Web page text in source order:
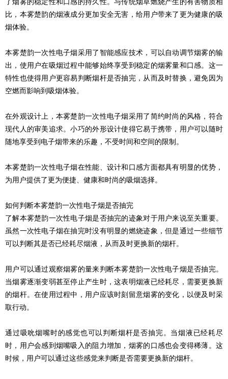
了烟雾的稳定性和口感的持久性。与传统烟草燃烧产生的有害物质相
比，本雾楚韵的烟液成分更加安全无害，给用户带来了更为健康的吸
烟体验。
本雾楚韵一次性电子烟采用了智能感应技术，可以自动调节烟雾的输
出，使用户在吸烟过程中能够始终享受到稳定的烟雾量和口感。这一
特性也使得用户更容易判断烟杆是否抽完，从而及时替换，避免因为
空燃而影响到吸烟体验。
在外观设计上，本雾楚韵一次性电子烟采用了简约时尚的风格，符合
现代人的审美追求。小巧的外形设计使得它易于携带，用户可以随时
随地享受到电子烟带来的乐趣，不受时间和空间的限制。
本雾楚韵一次性电子烟在性能、设计和口感方面都具有明显的优势，
为用户提供了更为便捷、健康和时尚的吸烟选择。
如何判断本雾楚韵一次性电子烟是否抽完
了解本雾楚韵一次性电子烟是否抽完的迹象对于用户来说至关重要。
虽然一次性电子烟在抽完时没有明显的燃烧迹象，但是通过一些细节
可以判断其是否已经耗尽烟液，从而及时更换新的烟杆。
用户可以通过观察烟雾的量来判断本雾楚韵一次性电子烟是否抽完。
当烟雾逐渐变弱甚至停止产生时，这表明烟液已经耗尽，需要更换新
的烟杆。在使用过程中，用户应该时刻留意烟雾的变化，以便及时采
取行动。
通过吸吮烟嘴时的感觉也可以判断烟杆是否抽完。当烟液已经耗尽
时，用户会感到烟嘴吸入的阻力增加，烟雾的口感也会变得稀薄。这
时候，用户可以通过这些感觉来判断是否需要更换新的烟杆。